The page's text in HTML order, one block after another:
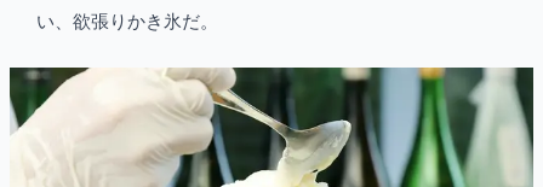
い、欲張りかき氷だ。